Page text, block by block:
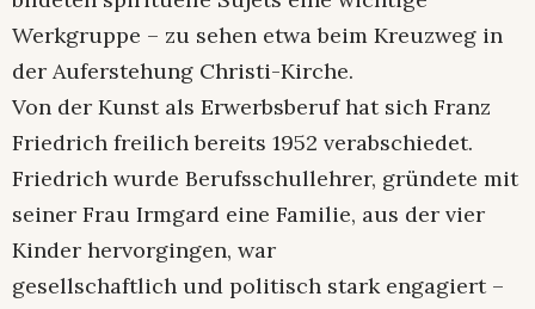
Werkgruppe – zu sehen etwa beim Kreuzweg in
der Auferstehung Christi-Kirche.
Von der Kunst als Erwerbsberuf hat sich Franz
Friedrich freilich bereits 1952 verabschiedet.
Friedrich wurde Berufsschullehrer, gründete mit
seiner Frau Irmgard eine Familie, aus der vier
Kinder hervorgingen, war
gesellschaftlich und politisch stark engagiert –